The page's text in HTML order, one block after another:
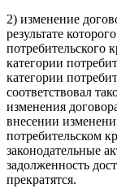
2) изменение
результате
потребительского
категории
категории
соответствовал
изменения
внесении
потребительском
законодательные
задолженность
прекратятся.